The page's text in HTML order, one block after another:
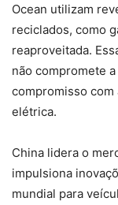
Ocean utilizam
reciclados, como
reaproveitada.
não compromete
compromisso com
elétrica.
China lidera o
impulsiona
mundial para